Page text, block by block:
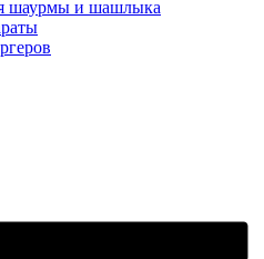
шаурмы и шашлыка